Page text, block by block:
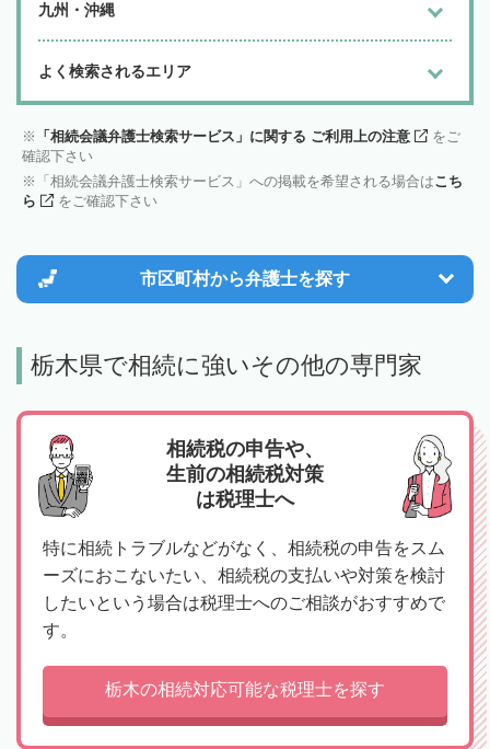
九州・沖縄
よく検索されるエリア
「相続会議弁護士検索サービス」に関する ご利用上の注意
をご
確認下さい
「相続会議弁護士検索サービス」への掲載を希望される場合はこち
ら
をご確認下さい
市区町村から弁護士を探す
栃木県で相続に強いその他の専門家
相続税の申告や、
生前の相続税対策
は税理士へ
特に相続トラブルなどがなく、相続税の申告をスム
ーズにおこないたい、相続税の支払いや対策を検討
したいという場合は税理士へのご相談がおすすめで
す。
栃木の相続対応可能な税理士を探す